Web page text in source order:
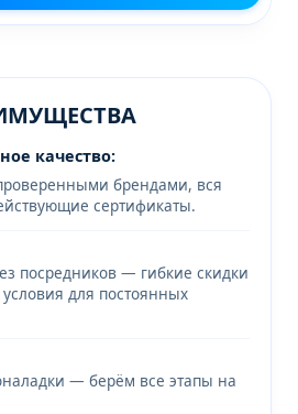
качество:
брендами, вся
сертификаты.
посредников — гибкие скидки
для постоянных
— берём все этапы на